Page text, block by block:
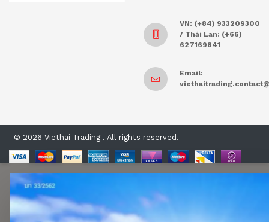
VN: (+84) 933209300
/ Thái Lan: (+66)
627169841
Email:
© 2026 Viethai Trading . All rights reserved.